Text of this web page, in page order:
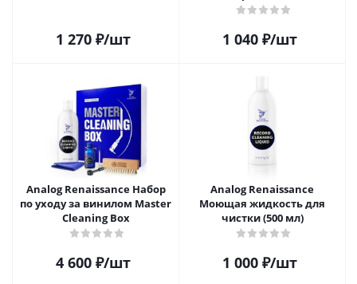
1 270₽/шт
пластинок (25шт)
1 040₽/шт
Analog Renaissance Набор
по уходу за винилом Master
Cleaning Box
4 600₽/шт
Analog Renaissance
Моющая жидкость для
чистки (500 мл)
1 000₽/шт